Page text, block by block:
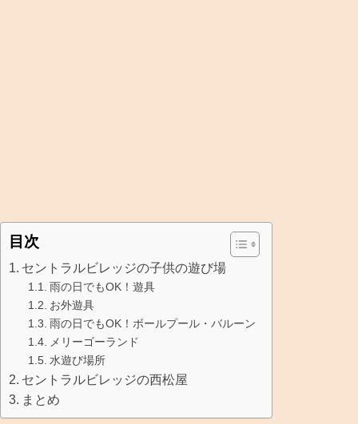
目次
セントラルビレッジの子供の遊び場
雨の日でもOK！遊具
お外遊具
雨の日でもOK！ボールプール・バルーン
メリーゴーランド
水遊び場所
セントラルビレッジの西松屋
まとめ